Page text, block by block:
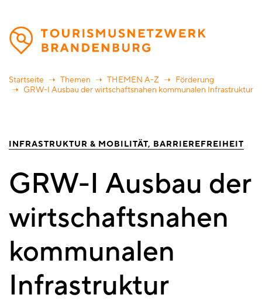
Direkt
zum
Inhalt
Startseite Themen THEMEN A-Z
Förderung
GRW-I Ausbau der wirtschaftsnahen kommunalen Infrastruktur
INFRASTRUKTUR & MOBILITÄT BARRIEREFREIHEIT
GRW-I Ausbau der
wirtschaftsnahen
kommunalen
Infrastruktur